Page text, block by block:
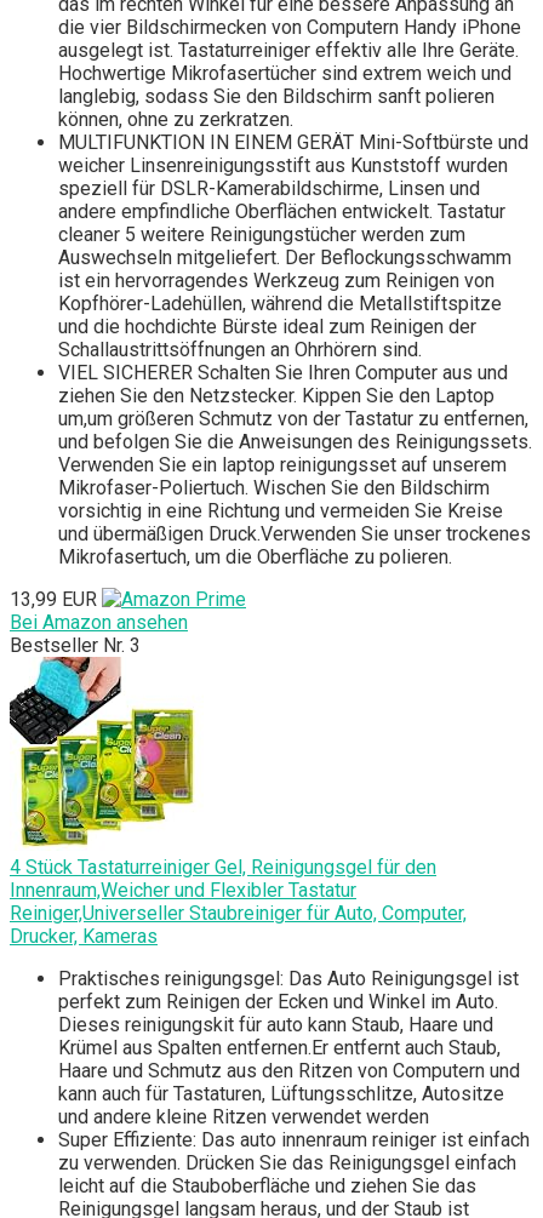
die vier Bildschirmecken von Computern Handy iPhone
ausgelegt ist. Tastaturreiniger effektiv alle Ihre Geräte.
Hochwertige Mikrofasertücher sind extrem weich und
langlebig, sodass Sie den Bildschirm sanft polieren
können, ohne zu zerkratzen.
MULTIFUNKTION IN EINEM GERÄT Mini-Softbürste und
weicher Linsenreinigungsstift aus Kunststoff wurden
speziell für DSLR-Kamerabildschirme, Linsen und
andere empfindliche Oberflächen entwickelt. Tastatur
cleaner 5 weitere Reinigungstücher werden zum
Auswechseln mitgeliefert. Der Beflockungsschwamm
ist ein hervorragendes Werkzeug zum Reinigen von
Kopfhörer-Ladehüllen, während die Metallstiftspitze
und die hochdichte Bürste ideal zum Reinigen der
Schallaustrittsöffnungen an Ohrhörern sind.
VIEL SICHERER Schalten Sie Ihren Computer aus und
ziehen Sie den Netzstecker. Kippen Sie den Laptop
um,um größeren Schmutz von der Tastatur zu entfernen,
und befolgen Sie die Anweisungen des Reinigungssets.
Verwenden Sie ein laptop reinigungsset auf unserem
Mikrofaser-Poliertuch. Wischen Sie den Bildschirm
vorsichtig in eine Richtung und vermeiden Sie Kreise
und übermäßigen Druck.Verwenden Sie unser trockenes
Mikrofasertuch, um die Oberfläche zu polieren.
13,99 EUR
Bei Amazon ansehen
Bestseller Nr. 3
4 Stück Tastaturreiniger Gel, Reinigungsgel für den
Innenraum,Weicher und Flexibler Tastatur
Reiniger,Universeller Staubreiniger für Auto, Computer,
Drucker, Kameras
Praktisches reinigungsgel: Das Auto Reinigungsgel ist
perfekt zum Reinigen der Ecken und Winkel im Auto.
Dieses reinigungskit für auto kann Staub, Haare und
Krümel aus Spalten entfernen.Er entfernt auch Staub,
Haare und Schmutz aus den Ritzen von Computern und
kann auch für Tastaturen, Lüftungsschlitze, Autositze
und andere kleine Ritzen verwendet werden
Super Effiziente: Das auto innenraum reiniger ist einfach
zu verwenden. Drücken Sie das Reinigungsgel einfach
leicht auf die Stauboberfläche und ziehen Sie das
Reinigungsgel langsam heraus, und der Staub ist